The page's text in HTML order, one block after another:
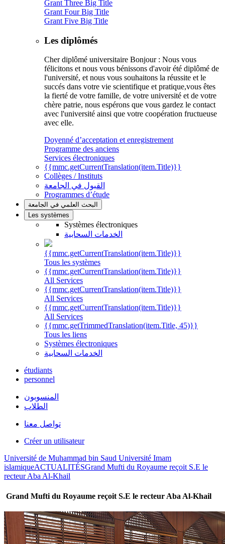
Grant Three Big Title
Grant Four Big Title
Grant Five Big Title
Les diplômés
Cher diplômé universitaire Bonjour : Nous vous
félicitons et nous vous bénissons d'avoir été diplômé de
l'université, et nous vous souhaitons la réussite et le
succés dans votre vie scientifique et pratique,vous êtes
la fierté de votre famille, de votre université et de votre
chère patrie, nous espérons que vous gardez le contact
avec l'université ainsi que votre coopération fructueuse
avec elle.
Doyenné d’acceptation et enregistrement
Programme des anciens
Services électroniques
{{mmc.getCurrentTranslation(item.Title)}}
Collèges / Instituts
القبول في الجامعة
Programmes d’étude
البحث العلمي في الجامعة
Les systèmes
Systèmes électroniques
الخدمات السحابية
{{mmc.getCurrentTranslation(item.Title)}}
Tous les systèmes
{{mmc.getCurrentTranslation(item.Title)}}
All Services
{{mmc.getCurrentTranslation(item.Title)}}
All Services
{{mmc.getCurrentTranslation(item.Title)}}
All Services
{{mmc.getTrimmedTranslation(item.Title, 45)}}
Tous les liens
Systèmes électroniques
الخدمات السحابية
étudiants
personnel
المنسوبون
الطلاب
تواصل معنا
Créer un utilisateur
Université de Muhammad bin Saud Université Imam
islamiqueACTUALITÉSGrand Mufti du Royaume reçoit S.E le
recteur Aba Al-Khail
Grand Mufti du Royaume reçoit S.E le recteur Aba Al-Khail